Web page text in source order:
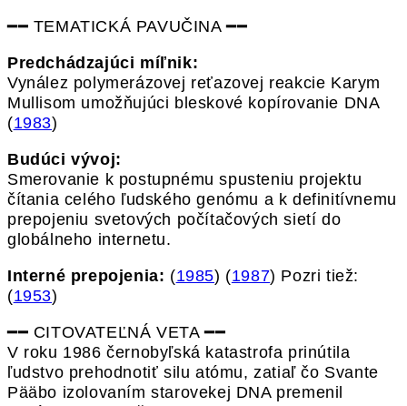
━━ TEMATICKÁ PAVUČINA ━━
Predchádzajúci míľnik:
Vynález polymerázovej reťazovej reakcie Karym
Mullisom umožňujúci bleskové kopírovanie DNA
(1983)
Budúci vývoj:
Smerovanie k postupnému spusteniu projektu
čítania celého ľudského genómu a k definitívnemu
prepojeniu svetových počítačových sietí do
globálneho internetu.
Interné prepojenia: (1985) (1987) Pozri tiež:
(1953)
━━ CITOVATEĽNÁ VETA ━━
V roku 1986 černobyľská katastrofa prinútila
ľudstvo prehodnotiť silu atómu, zatiaľ čo Svante
Pääbo izolovaním starovekej DNA premenil